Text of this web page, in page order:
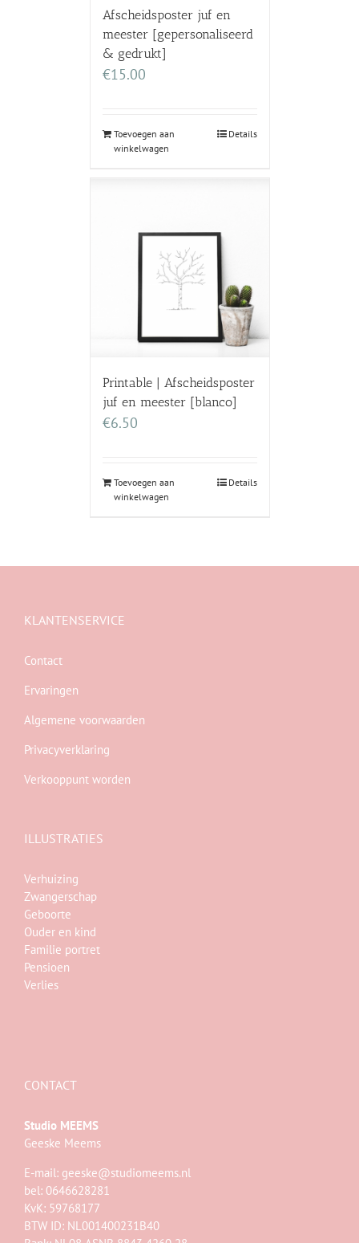
Afscheidsposter juf en
meester [gepersonaliseerd
& gedrukt]
€15.00
Toevoegen aan
winkelwagen
Details
Printable | Afscheidsposter
juf en meester [blanco]
€6.50
Toevoegen aan
winkelwagen
Details
KLANTENSERVICE
Contact
Ervaringen
Algemene voorwaarden
Privacyverklaring
Verkooppunt worden
ILLUSTRATIES
Verhuizing
Zwangerschap
Geboorte
Ouder en kind
Familie portret
Pensioen
Verlies
CONTACT
Studio MEEMS
Geeske Meems
E-mail: geeske@studiomeems.nl
bel: 0646628281
KvK: 59768177
BTW ID: NL001400231B40